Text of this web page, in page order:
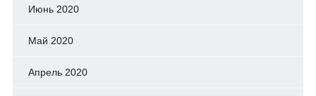
Июнь 2020
Май 2020
Апрель 2020